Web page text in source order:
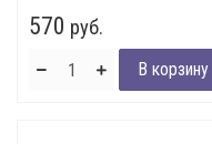
570 руб.